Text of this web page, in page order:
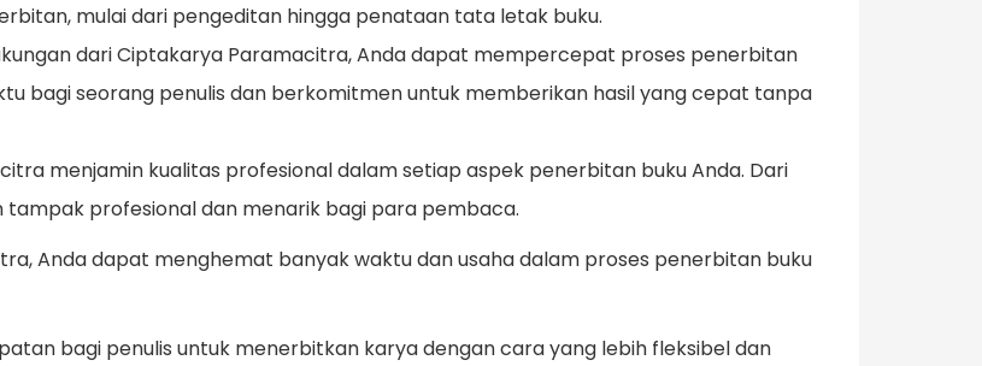
mulai dari pengeditan hingga penataan tata letak buku.
dari Ciptakarya Paramacitra, Anda dapat mempercepat proses penerbitan
bagi seorang penulis dan berkomitmen untuk memberikan hasil yang cepat tanpa
menjamin kualitas profesional dalam setiap aspek penerbitan buku Anda. Dari
tampak profesional dan menarik bagi para pembaca.
Anda dapat menghemat banyak waktu dan usaha dalam proses penerbitan buku
bagi penulis untuk menerbitkan karya dengan cara yang lebih fleksibel dan